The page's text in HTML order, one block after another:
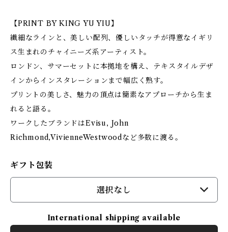
【PRINT BY KING YU YIU】
繊細なラインと、美しい配列、優しいタッチが得意なイギリ
ス生まれのチャイニーズ系アーティスト。
ロンドン、サマーセットに本拠地を構え、テキスタイルデザ
インからインスタレーションまで幅広く熟す。
プリントの美しさ、魅力の頂点は簡素なアプローチから生ま
れると語る。
ワークしたブランドはEvisu, John
Richmond,VivienneWestwoodなど多数に渡る。
ギフト包装
選択なし
International shipping available